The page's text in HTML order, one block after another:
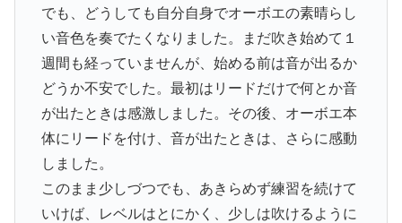
でも、どうしても自分自身でオーボエの素晴らし
い音色を奏でたくなりました。まだ吹き始めて１
週間も経っていませんが、始める前は音が出るか
どうか不安でした。最初はリードだけで何とか音
が出たときは感激しました。その後、オーボエ本
体にリードを付け、音が出たときは、さらに感動
しました。
このまま少しづつでも、あきらめず練習を続けて
いけば、レベルはとにかく、少しは吹けるように